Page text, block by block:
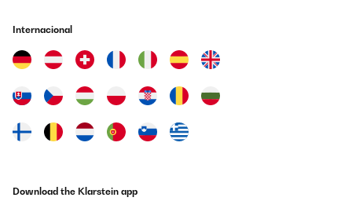
Amazon-Benutzer
Anwendung, Leistung und Bedienung haben uns überzeugt.
Internacional
Download the Klarstein app